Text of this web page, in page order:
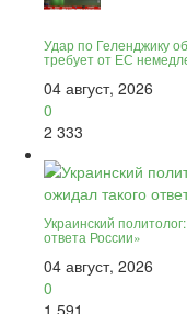
Удар по Геленджику
требует от ЕС
04 август, 2026
0
2 333
Украинский
ответа России»
04 август, 2026
0